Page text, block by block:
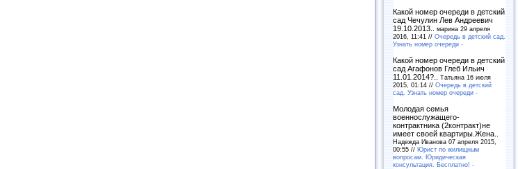
Какой номер очереди в детский
сад Чечулин Лев Андреевич
19.10.2013.. марина 29 апреля
2016, 11:41 // Очередь в детский сад.
Узнать номер очереди -
Какой номер очереди в детский
сад Агафонов Глеб Ильич
11.01.2014?.. Татьяна 16 июля
2015, 01:14 // Очередь в детский
сад. Узнать номер очереди -
Молодая семья
военнослужащего-
контрактника (2контракт)не
имеет своей квартиры.Жена..
Надежда Иванова 07 апреля 2015,
00:55 // Юрист по жилищным
вопросам. Юридическая
консультация. Бесплатно! -